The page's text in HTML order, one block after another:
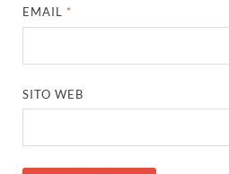
EMAIL *
SITO WEB